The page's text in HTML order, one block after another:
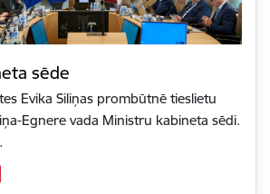
sēde
Evika Siliņas prombūtnē tieslietu
Egnere vada Ministru kabineta sēdi.